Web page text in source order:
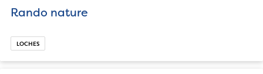
Rando nature
LOCHES